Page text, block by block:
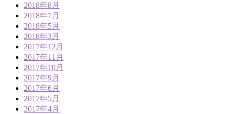
2018年8月
2018年7月
2018年5月
2018年3月
2017年12月
2017年11月
2017年10月
2017年9月
2017年6月
2017年5月
2017年4月